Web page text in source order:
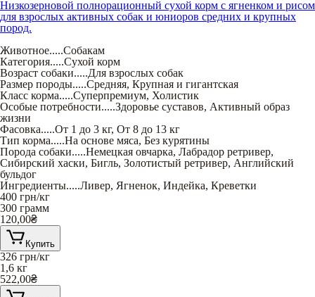
Низкозерновой полнорационный сухой корм с ягненком и рисом
для взрослых активных собак и юниоров средних и крупных
пород.
Животное.....Собакам
Категория.....Сухой корм
Возраст собаки.....Для взрослых собак
Размер породы.....Средняя, Крупная и гигантская
Класс корма.....Суперпремиум, Холистик
Особые потребности.....Здоровье суставов, Активный образ
жизни
Фасовка.....От 1 до 3 кг, От 8 до 13 кг
Тип корма.....На основе мяса, Без курятины
Порода собаки.....Немецкая овчарка, Лабрадор ретривер,
Сибирский хаски, Бигль, Золотистый ретривер, Английский
бульдог
Ингредиенты.....Ливер, Ягненок, Индейка, Креветки
400 грн/кг
300 грамм
120,00₴
Купить
326 грн/кг
1,6 кг
522,00₴